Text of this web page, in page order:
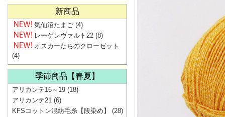
新商品
気仙沼たまご (4)
レーゲンヴァルト22 (8)
オスカーたちのクローゼット
(4)
季節商品【春夏】
アリカンテ16～19 (18)
アリカンテ21 (6)
KFSコットン混紡毛糸【段染め】
(28)